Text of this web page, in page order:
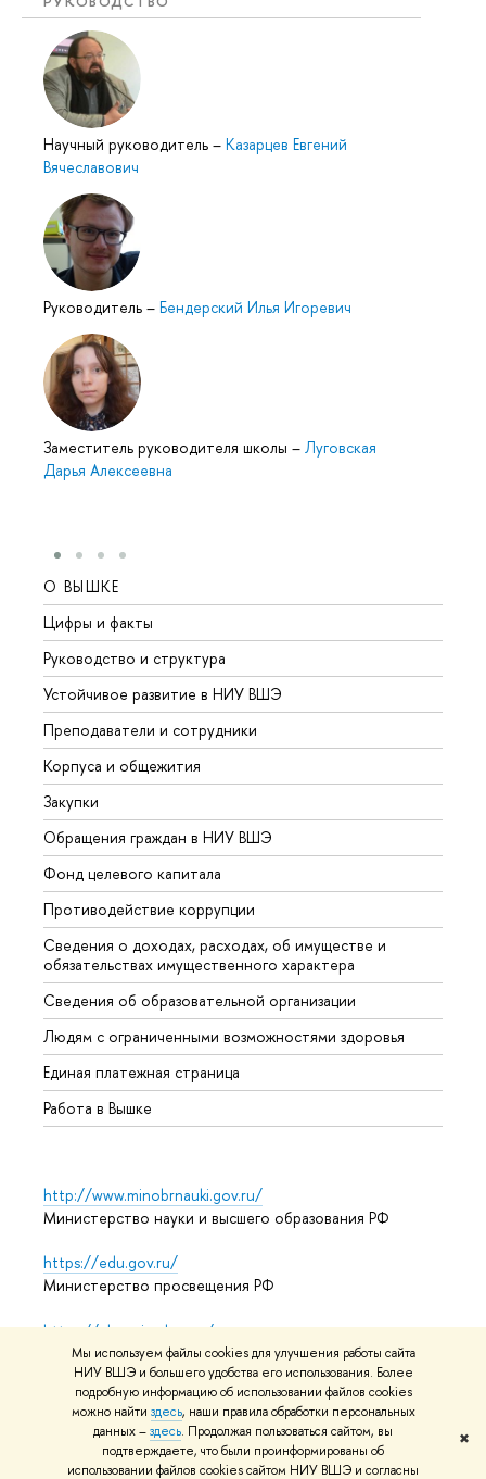
Мы используем файлы cookies для улучшения работы сайта
НИУ ВШЭ и большего удобства его использования. Более
подробную информацию об использовании файлов cookies
можно найти здесь, наши правила обработки персональных
данных –здесь. Продолжая пользоваться сайтом, вы
подтверждаете, что были проинформированы об
использовании файлов cookies сайтом НИУ ВШЭ и согласны
✖
Научный руководитель – Казарцев Евгений
Вячеславович
Руководитель – Бендерский Илья Игоревич
Заместитель руководителя школы – Луговская
Дарья Алексеевна
О ВЫШКЕ
Цифры и факты
Руководство и структура
Устойчивое развитие в НИУ ВШЭ
Преподаватели и сотрудники
Корпуса и общежития
Закупки
Обращения граждан в НИУ ВШЭ
Фонд целевого капитала
Противодействие коррупции
Сведения о доходах, расходах, об имуществе и
обязательствах имущественного характера
Сведения об образовательной организации
Людям с ограниченными возможностями здоровья
Единая платежная страница
Работа в Вышке
http://www.minobrnauki.gov.ru/
Министерство науки и высшего образования РФ
https://edu.gov.ru/
Министерство просвещения РФ
https://elearning.hse.ru/mooc
Массовые открытые онлайн-курсы
© НИУ ВШЭ 1993–2026 Адреса и контактыУсловия
использования материаловПолитика конфиденциальности
Карта сайта